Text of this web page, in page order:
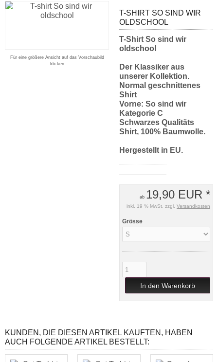
Für eine größere Ansicht auf das Vorschaubild
klicken
T-SHIRT SO SIND WIR
OLDSCHOOL
T-Shirt So sind wir
oldschool
Der Klassiker aus
unserer Kollektion.
Normal geschnittenes
Shirt
Vorne: So sind wir
Kategorie C
Schwarzes Qualitäts
Shirt, 100% Baumwolle.
Hergestellt in EU.
ab 19,90 EUR *
inkl. 19 % MwSt. zzgl. Versandkosten
Grösse
In den Warenkorb
KUNDEN, DIE DIESEN ARTIKEL KAUFTEN, HABEN
AUCH FOLGENDE ARTIKEL BESTELLT: